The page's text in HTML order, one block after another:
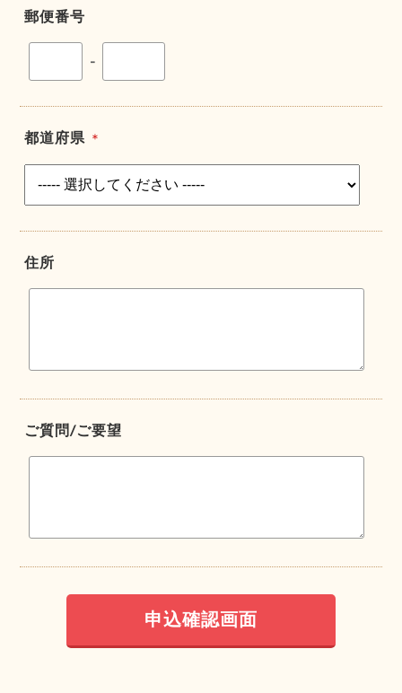
郵便番号
-
都道府県 ＊
住所
ご質問/ご要望